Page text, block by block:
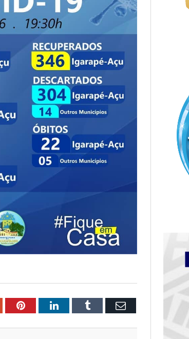
PinterestLinkedInTumblr Email